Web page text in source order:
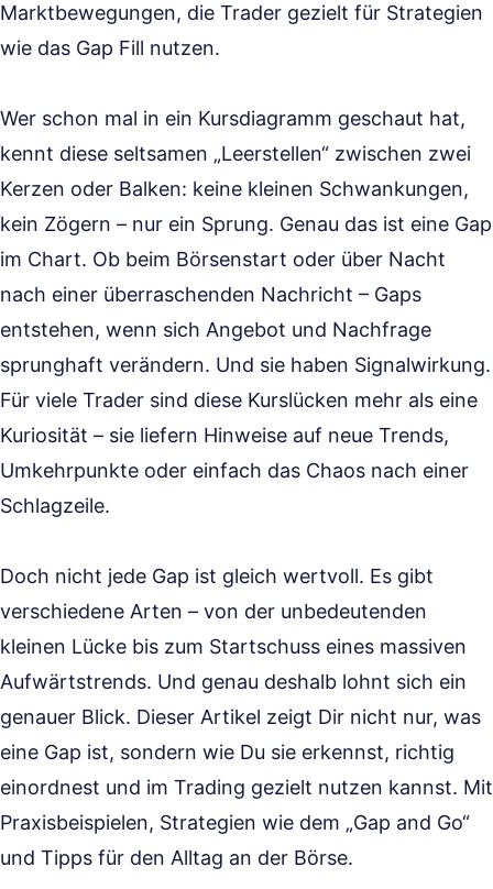
Marktbewegungen, die Trader gezielt für Strategien
wie das Gap Fill nutzen.
Wer schon mal in ein Kursdiagramm geschaut hat,
kennt diese seltsamen „Leerstellen“ zwischen zwei
Kerzen oder Balken: keine kleinen Schwankungen,
kein Zögern – nur ein Sprung. Genau das ist eine Gap
im Chart. Ob beim Börsenstart oder über Nacht
nach einer überraschenden Nachricht – Gaps
entstehen, wenn sich Angebot und Nachfrage
sprunghaft verändern. Und sie haben Signalwirkung.
Für viele Trader sind diese Kurslücken mehr als eine
Kuriosität – sie liefern Hinweise auf neue Trends,
Umkehrpunkte oder einfach das Chaos nach einer
Schlagzeile.
Doch nicht jede Gap ist gleich wertvoll. Es gibt
verschiedene Arten – von der unbedeutenden
kleinen Lücke bis zum Startschuss eines massiven
Aufwärtstrends. Und genau deshalb lohnt sich ein
genauer Blick. Dieser Artikel zeigt Dir nicht nur, was
eine Gap ist, sondern wie Du sie erkennst, richtig
einordnest und im Trading gezielt nutzen kannst. Mit
Praxisbeispielen, Strategien wie dem „Gap and Go“
und Tipps für den Alltag an der Börse.